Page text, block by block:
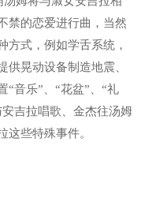
禁的恋爱进行曲，当然
方式，例如学舌系统，
晃动设备制造地震、
“音乐”、“花盆”、“礼
吉拉唱歌、金杰往汤姆
这些特殊事件。